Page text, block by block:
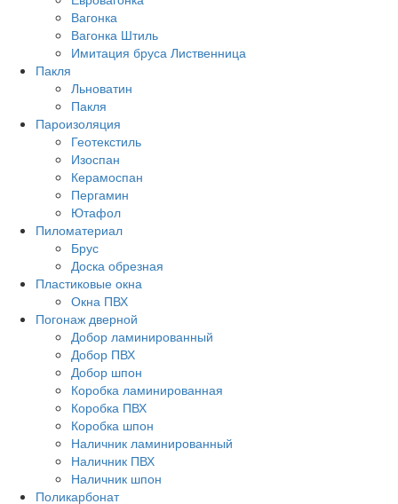
Вагонка
Вагонка Штиль
Имитация бруса Лиственница
Пакля
Льноватин
Пакля
Пароизоляция
Геотекстиль
Изоспан
Керамоспан
Пергамин
Ютафол
Пиломатериал
Брус
Доска обрезная
Пластиковые окна
Окна ПВХ
Погонаж дверной
Добор ламинированный
Добор ПВХ
Добор шпон
Коробка ламинированная
Коробка ПВХ
Коробка шпон
Наличник ламинированный
Наличник ПВХ
Наличник шпон
Поликарбонат